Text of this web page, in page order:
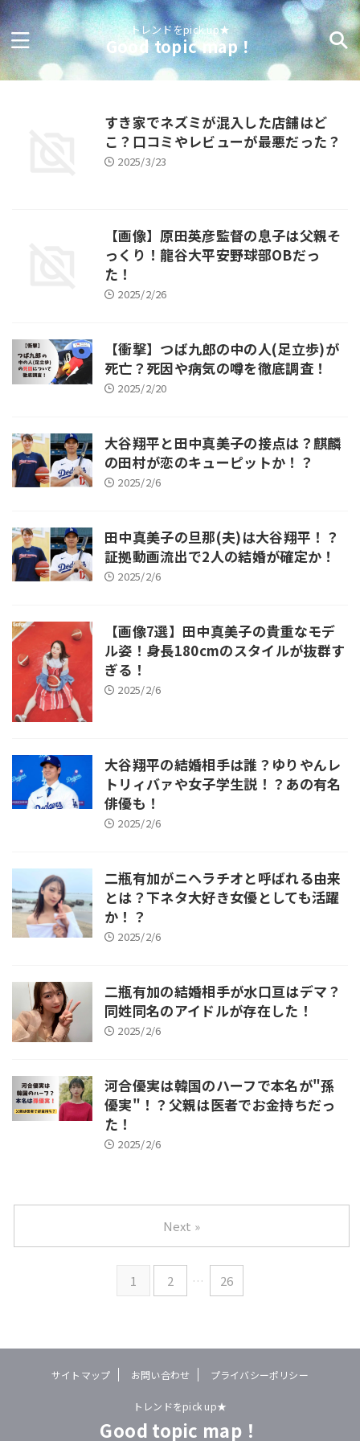
トレンドをpick up★
Good topic map！
すき家でネズミが混入した店舗はど
こ？口コミやレビューが最悪だった？
2025/3/23
【画像】原田英彦監督の息子は父親そ
っくり！龍谷大平安野球部OBだっ
た！
2025/2/26
【衝撃】つば九郎の中の人(足立歩)が
死亡？死因や病気の噂を徹底調査！
2025/2/20
大谷翔平と田中真美子の接点は？麒麟
の田村が恋のキューピットか！？
2025/2/6
田中真美子の旦那(夫)は大谷翔平！？
証拠動画流出で2人の結婚が確定か！
2025/2/6
【画像7選】田中真美子の貴重なモデ
ル姿！身長180cmのスタイルが抜群す
ぎる！
2025/2/6
大谷翔平の結婚相手は誰？ゆりやんレ
トリィバァや女子学生説！？あの有名
俳優も！
2025/2/6
二瓶有加がニヘラチオと呼ばれる由来
とは？下ネタ大好き女優としても活躍
か！？
2025/2/6
二瓶有加の結婚相手が水口亘はデマ？
同姓同名のアイドルが存在した！
2025/2/6
河合優実は韓国のハーフで本名が"孫
優実"！？父親は医者でお金持ちだっ
た！
2025/2/6
1 2 … 26
Next »
サイトマップ お問い合わせ プライバシーポリシー
トレンドをpick up★
Good topic map！